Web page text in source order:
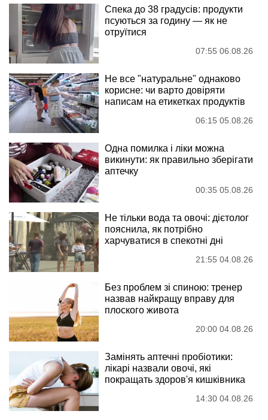
Спека до 38 градусів: продукти
псуються за годину — як не
отруїтися
07:55 06.08.26
Не все "натуральне" однаково
корисне: чи варто довіряти
написам на етикетках продуктів
06:15 05.08.26
Одна помилка і ліки можна
викинути: як правильно зберігати
аптечку
00:35 05.08.26
Не тільки вода та овочі: дієтолог
пояснила, як потрібно
харчуватися в спекотні дні
21:55 04.08.26
Без проблем зі спиною: тренер
назвав найкращу вправу для
плоского живота
20:00 04.08.26
Замінять аптечні пробіотики:
лікарі назвали овочі, які
покращать здоров'я кишківника
14:30 04.08.26